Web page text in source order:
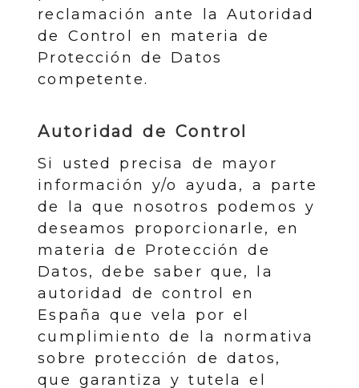
reclamación ante la Autoridad
de Control en materia de
Protección de Datos
competente.
Autoridad de Control
Si usted precisa de mayor
información y/o ayuda, a parte
de la que nosotros podemos y
deseamos proporcionarle, en
materia de Protección de
Datos, debe saber que, la
autoridad de control en
España que vela por el
cumplimiento de la normativa
sobre protección de datos,
que garantiza y tutela el